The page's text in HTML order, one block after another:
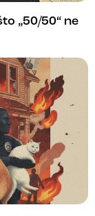
„50/50“ ne